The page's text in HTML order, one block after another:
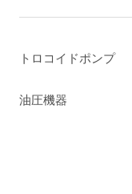
トロコイドポンプ
油圧機器